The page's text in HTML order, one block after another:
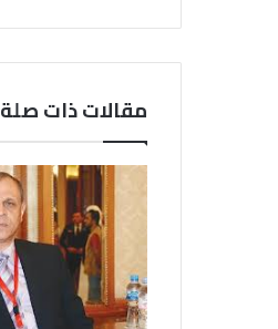
مقالات ذات صلة